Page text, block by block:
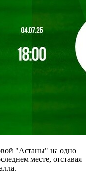
"Астаны" на одно
месте, отставая